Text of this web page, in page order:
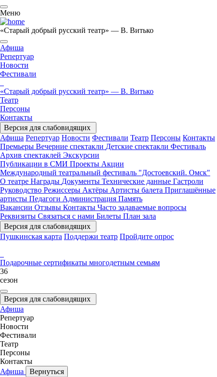
Меню
«Старый добрый русский театр» — В. Витько
Афиша
Репертуар
Новости
Фестивали
«Старый добрый русский театр» — В. Витько
Театр
Персоны
Контакты
Версия для слабовидящих
Афиша Репертуар Новости Фестивали Театр Персоны Контакты
Премьеры Вечерние спектакли Детские спектакли Фестиваль
Архив спектаклей Экскурсии
Публикации в СМИ Проекты Акции
Международный театральный фестиваль "Достоевский. Омск"
О театре Награды Документы Технические данные Гастроли
Руководство Режиссеры Актёры Артисты балета Приглашённые
артисты Педагоги Администрация Память
Вакансии Отзывы Контакты Часто задаваемые вопросы
Реквизиты Связаться с нами Билеты План зала
Версия для слабовидящих
Пушкинская карта Поддержи театр Пройдите опрос
Подарочные сертификаты многодетным семьям
36
сезон
Версия для слабовидящих
Афиша
Репертуар
Новости
Фестивали
Театр
Персоны
Контакты
Афиша
Вернуться